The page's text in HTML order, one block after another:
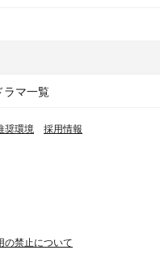
ラマ一覧
奨環境 採用情報
の禁止について